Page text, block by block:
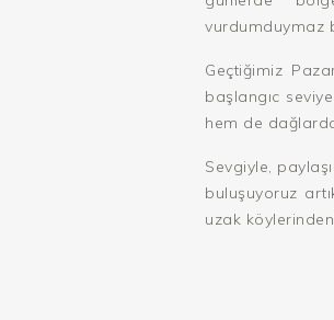
vurdumduymaz
Geçtiğimiz
başlangıc
hem de
Sevgiyle,
buluşuyoruz
uzak